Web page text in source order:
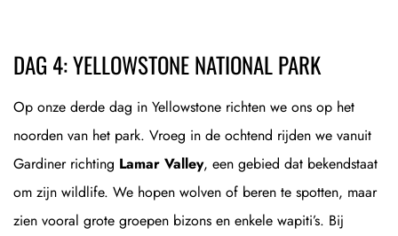
DAG 4: YELLOWSTONE NATIONAL PARK
Op onze derde dag in Yellowstone richten we ons op het
noorden van het park. Vroeg in de ochtend rijden we vanuit
Gardiner richting Lamar Valley, een gebied dat bekendstaat
om zijn wildlife. We hopen wolven of beren te spotten, maar
zien vooral grote groepen bizons en enkele wapiti’s. Bij